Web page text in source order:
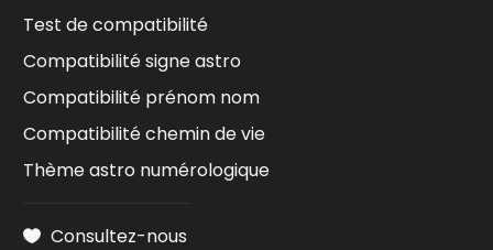
Test de compatibilité
Compatibilité signe astro
Compatibilité prénom nom
Compatibilité chemin de vie
Thème astro numérologique
Consultez-nous